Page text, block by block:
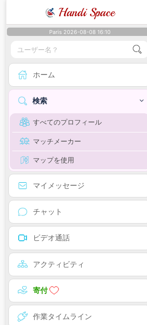
Handi Space
Paris 2026-08-08 16:10
ホーム
検索
すべてのプロフィール
マッチメーカー
マップを使用
マイメッセージ
チャット
ビデオ通話
アクティビティ
寄付
作業タイムライン